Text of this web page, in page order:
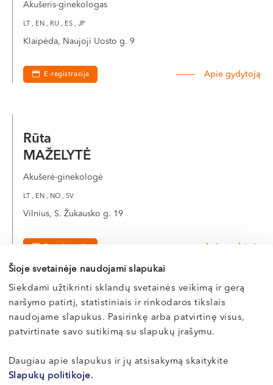
Šioje svetainėje naudojami slapukai
Siekdami užtikrinti sklandų svetainės veikimą ir gerą
naršymo patirtį, statistiniais ir rinkodaros tikslais
naudojame slapukus. Pasirinkę arba patvirtinę visus,
patvirtinate savo sutikimą su slapukų įrašymu.
Daugiau apie slapukus ir jų atsisakymą skaitykite
Slapukų politikoje.
Akušeris-ginekologas
LT , EN , RU , ES , JP
Klaipėda, Naujoji Uosto g. 9
E-registracija Apie gydytoją
Rūta
MAŽELYTĖ
Akušerė-ginekologė
LT , EN , NO , SV
Vilnius, S. Žukausko g. 19
Apie gydytoją
Audronė
MEŠKAUSKIENĖ